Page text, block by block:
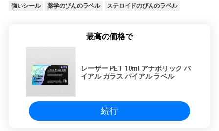
強いシール 薬学のびんのラベル ステロイドのびんのラベル
最高の価格で
レーザー PET 10ml アナボリック バ
イアル ガラス バイアル ラベル
続行